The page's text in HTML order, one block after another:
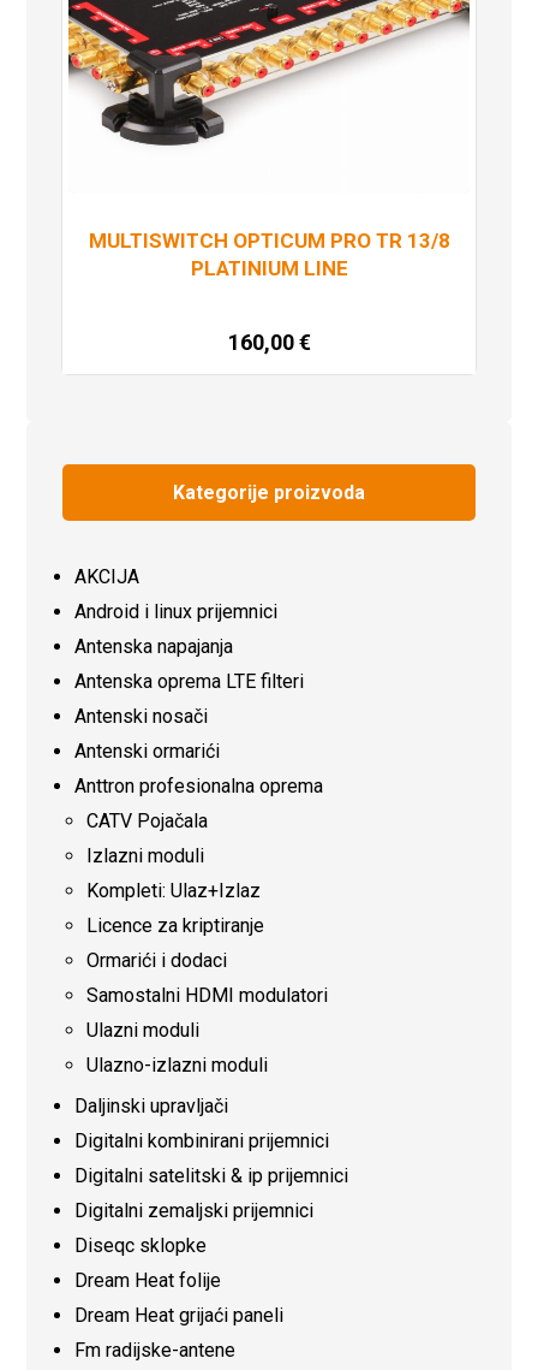
MULTISWITCH OPTICUM PRO TR 13/8
PLATINIUM LINE
160,00€
Dodaj u košaricu
Kategorije proizvoda
AKCIJA
Android i linux prijemnici
Antenska napajanja
Antenska oprema LTE filteri
Antenski nosači
Antenski ormarići
Anttron profesionalna oprema
CATV Pojačala
Izlazni moduli
Kompleti: Ulaz+Izlaz
Licence za kriptiranje
Ormarići i dodaci
Samostalni HDMI modulatori
Ulazni moduli
Ulazno-izlazni moduli
Daljinski upravljači
Digitalni kombinirani prijemnici
Digitalni satelitski & ip prijemnici
Digitalni zemaljski prijemnici
Diseqc sklopke
Dream Heat folije
Dream Heat grijaći paneli
Fm radijske-antene